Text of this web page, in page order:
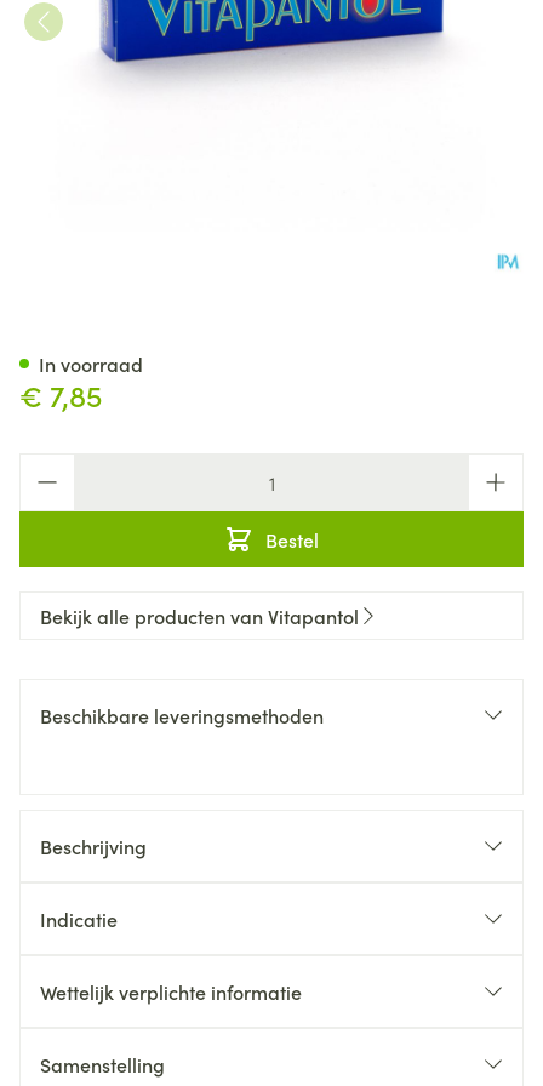
€ 7,85
Bestel
In voorraad
Bekijk alle producten van Vitapantol
Beschikbare leveringsmethoden
Beschrijving
Indicatie
Wettelijk verplichte informatie
Samenstelling